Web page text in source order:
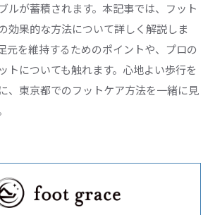
ルが蓄積されます。本記事では、フット
効果的な方法について詳しく解説しま
元を維持するためのポイントや、プロの
トについても触れます。心地よい歩行を
、東京都でのフットケア方法を一緒に見